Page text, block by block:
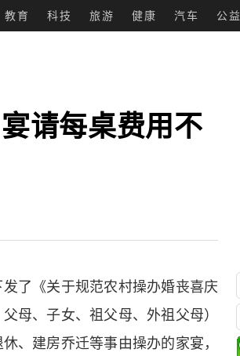
教育 科技 旅游 健康 汽车 公益
请每桌费用不
了《关于规范农村操办婚丧喜庆
母、子女、祖父母、外祖父母）
、建房乔迁等事由操办的家宴，